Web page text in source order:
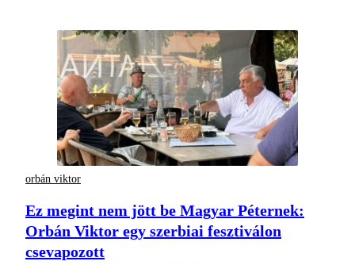
orbán viktor
Ez megint nem jött be Magyar Péternek:
Orbán Viktor egy szerbiai fesztiválon
csevapozott